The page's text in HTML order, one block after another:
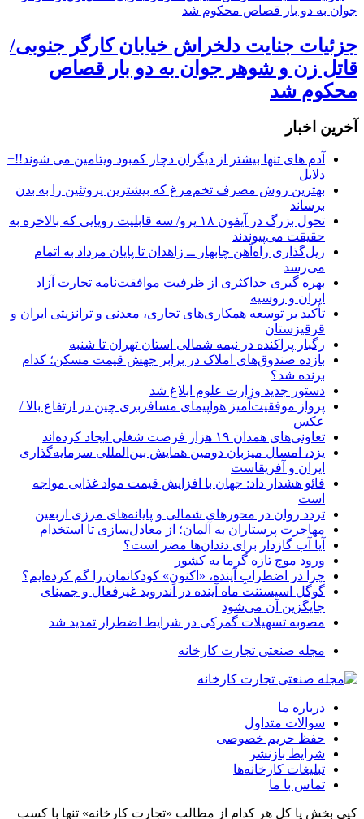
جزئیات جنایت دلخراش خیابان کارگر جنوبی/
قاتل زن و شوهر جوان به دو بار قصاص
محکوم شد
آخرین اخبار
آدم های تنها بیشتر از دیگران دچار کمبود ویتامین می شوند!!+
دلایل
بهترین روش مصرف تخم‌مرغ که بیشترین پروتئین را به بدن
برساند
تحول بزرگ در آیفون ۱۸ پرو/ سه قابلیت رویایی که بالاخره به
حقیقت می‌پیوندند
ریل‌گذاری راه‌آهن چابهار ــ زاهدان تا پایان مرداد به اتمام
می‌رسد
بهره گیری حداکثری از ظرفیت موافقت‌نامه تجارت آزاد
ایران و روسیه
تأکید بر توسعه همکاری‌های تجاری، معدنی و ترانزیتی ایران و
قرقیزستان
رگبار پراکنده در نیمه شمالی استان تهران تا شنبه
بازده صندوق‌های املاک در برابر جهش قیمت مسکن؛ کدام
برنده شد؟
دستور جدید وزارت علوم ابلاغ شد
پرواز موفقیت‌آمیز هواپیمای مسافربری چین در ارتفاع بالا /
عکس
تعاونی‌های همدان ۱۹ هزار فرصت شغلی ایجاد کرده‌اند
یزد، امسال میزبان دومین همایش بین‌المللی سرمایه‌گذاری
ایران و آفریقاست
فائو هشدار داد: جهان با افزایش قیمت مواد غذایی مواجه
است
تردد روان در محورهای شمالی و پایانه‌های مرزی اربعین
مهاجرت پرستاران به آلمان؛ از معادل‌سازی تا استخدام
آیا آب گازدار برای دندان‌ها مضر است؟
ورود موج تازه گرما به کشور
چرا در اضطرابِ آینده، «اکنونِ» کودکانمان را گم کرده‌ایم؟
گوگل اسیستنت ماه آینده در اندروید غیرفعال و جمینای
جایگزین آن می‌شود
مصوبه تسهیلات گمرکی در شرایط اضطرار تمدید شد
مجله صنعتی تجارت کارخانه
درباره ما
سوالات متداول
حفظ حریم خصوصی
شرایط بازنشر
تبلیغات کارخانه‌ها
تماس با ما
کپی بخش یا کل هر کدام از مطالب «تجارت کارخانه» تنها با کسب